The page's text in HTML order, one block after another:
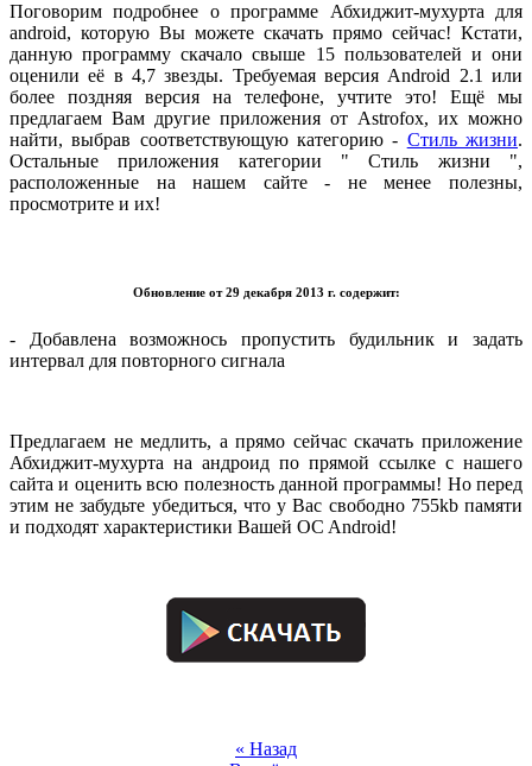
Поговорим подробнее о программе Абхиджит-мухурта для
android, которую Вы можете скачать прямо сейчас! Кстати,
данную программу скачало свыше 15 пользователей и они
оценили её в 4,7 звезды. Требуемая версия Android 2.1 или
более поздняя версия на телефоне, учтите это! Ещё мы
предлагаем Вам другие приложения от Astrofox, их можно
найти, выбрав соответствующую категорию - Стиль жизни.
Остальные приложения категории "Стиль жизни ",
расположенные на нашем сайте - не менее полезны,
просмотрите и их!
Обновление от 29 декабря 2013 г. содержит:
- Добавлена возможнось пропустить будильник и задать
интервал для повторного сигнала
Предлагаем не медлить, а прямо сейчас скачать приложение
Абхиджит-мухурта на андроид по прямой ссылке с нашего
сайта и оценить всю полезность данной программы! Но перед
этим не забудьте убедиться, что у Вас свободно 755kb памяти
и подходят характеристики Вашей OC Android!
« Назад